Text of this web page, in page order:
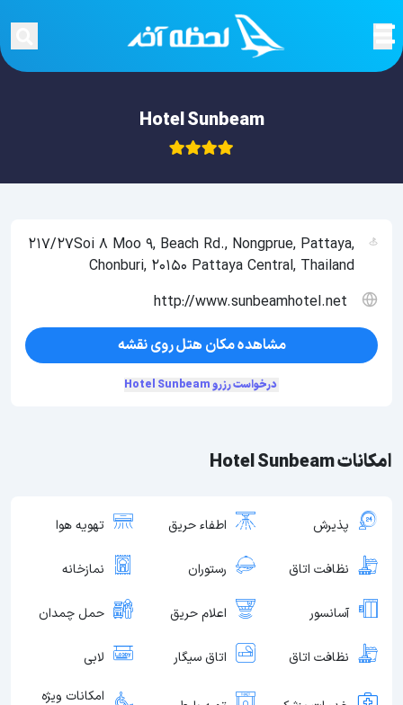
Hotel Sunbeam
امکانات Hotel Sunbeam
پذیرش اطفاء حریق تهویه هوا
نظافت اتاق رستوران نمازخانه
آسانسور اعلام حریق حمل چمدان
نظافت اتاق اتاق سیگار لابی
امکانات ویژه
217/27Soi 8 Moo 9, Beach Rd., Nongprue, Pattaya,
Chonburi, 20150 Pattaya Central, Thailand
http://www.sunbeamhotel.net
مشاهده مکان هتل روی نقشه
درخواست رزرو Hotel Sunbeam